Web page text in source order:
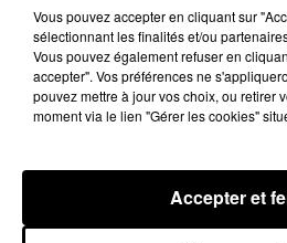
Publié : 16 avril 2018 à
Fil actus
7 août 2026
Moha MMZ dévoile «
single entre
7 août 2026
Franglish et Keblack
Vous pouvez accepter en cliquant sur
sélectionnant les finalités et/ou
Vous pouvez également refuser en
accepter". Vos préférences ne
pouvez mettre à jour vos choix, ou retirer
moment via le lien "Gérer les cookies"
Accepter et